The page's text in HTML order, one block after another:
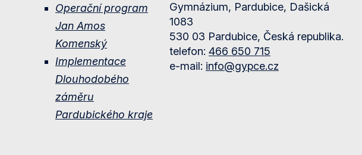
Operační program
Jan Amos
Komenský
Implementace
Dlouhodobého
záměru
Pardubického kraje
Gymnázium, Pardubice, Dašická
1083
530 03 Pardubice, Česká republika.
telefon: 466 650 715
e-mail: info@gypce.cz